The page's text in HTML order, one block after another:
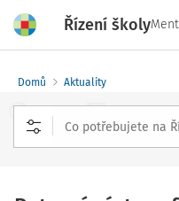
Řízení školy
Domů Aktuality